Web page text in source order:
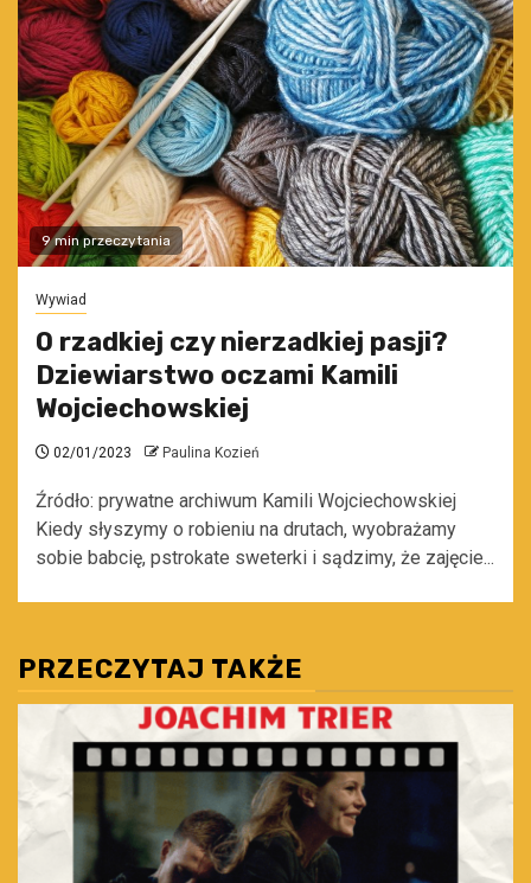
9 min przeczytania
Wywiad
O rzadkiej czy nierzadkiej pasji?
Dziewiarstwo oczami Kamili
Wojciechowskiej
02/01/2023 Paulina Kozień
Źródło: prywatne archiwum Kamili Wojciechowskiej
Kiedy słyszymy o robieniu na drutach, wyobrażamy
sobie babcię, pstrokate sweterki i sądzimy, że zajęcie...
PRZECZYTAJ TAKŻE